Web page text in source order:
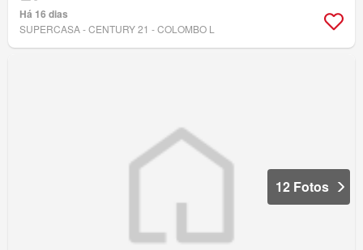
Há 16 dias
SUPERCASA - CENTURY 21 - COLOMBO L
12 Fotos